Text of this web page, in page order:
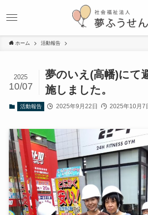
ホーム 活動報告
夢のいえ(高幡)にて
施しました。
2025
10/07
活動報告 2025年9月22日 2025年10月7